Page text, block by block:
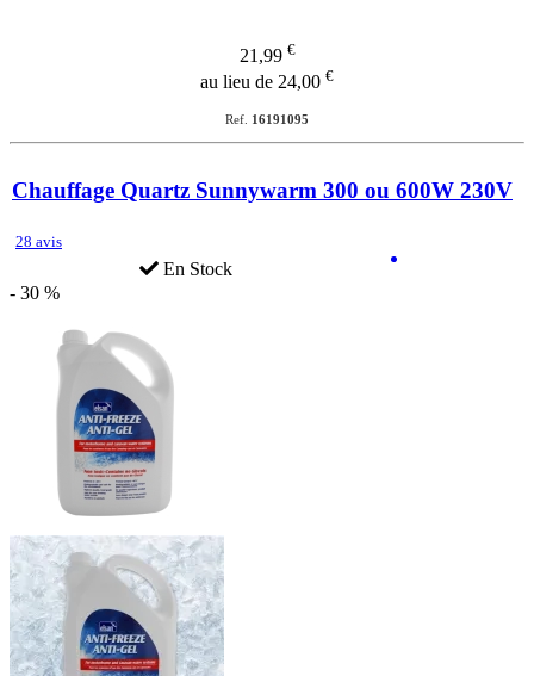
21,99 €
au lieu de 24,00 €
Ref. 16191095
Chauffage Quartz Sunnywarm 300 ou 600W 230V
28 avis
En Stock
- 30 %